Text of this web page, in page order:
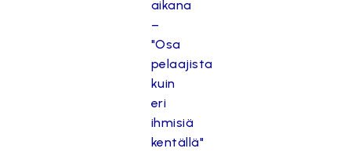
aikana
–
"Osa
pelaajista
kuin
eri
ihmisiä
kentällä"